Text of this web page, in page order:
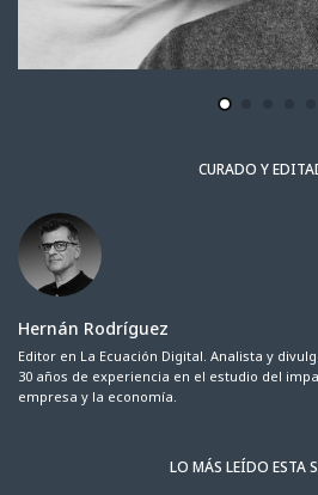
CURADO Y
Hernán Rodríguez
Editor en La Ecuación Digital. Analista y
30 años de experiencia en el estudio del
empresa y la economía.
LO MÁS LEÍDO ESTA